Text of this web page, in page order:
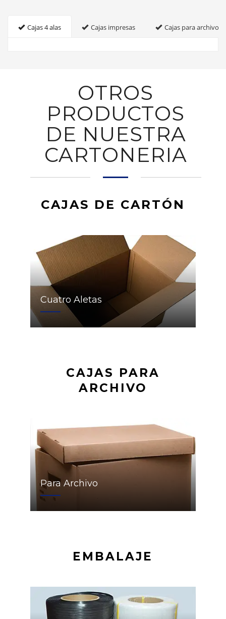
Cajas 4 alas Cajas impresas Cajas para archivo
OTROS
PRODUCTOS
DE NUESTRA
CARTONERIA
CAJAS DE CARTÓN
Cuatro Aletas
CAJAS PARA
ARCHIVO
Para Archivo
EMBALAJE